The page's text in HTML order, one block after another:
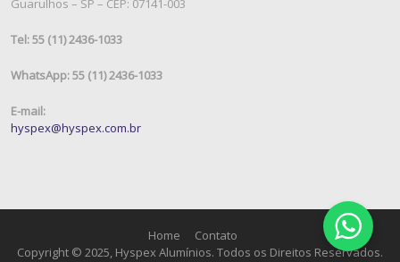
Guarulhos – SP – CEP: 07141-003
Tel: 55 (11) 2436-1033
WhatsApp: 55 (11) 2436-1033
E-mail:
hyspex@hyspex.com.br
Home
Contato
Copyright © 2025, Hyspex Alumínios. Todos os Direitos Reservados.